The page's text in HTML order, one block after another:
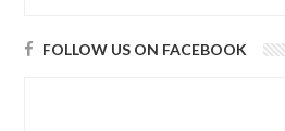
FOLLOW US ON FACEBOOK